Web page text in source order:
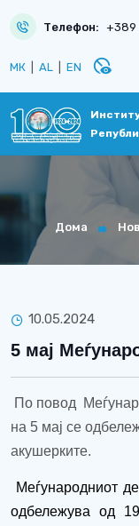
Телефон: +389
МК AL EN disabled_visible
Дома
10.05.2024
5 мај
По повод
на 5 мај се
акушерките.
Меѓународниот
одбележува од